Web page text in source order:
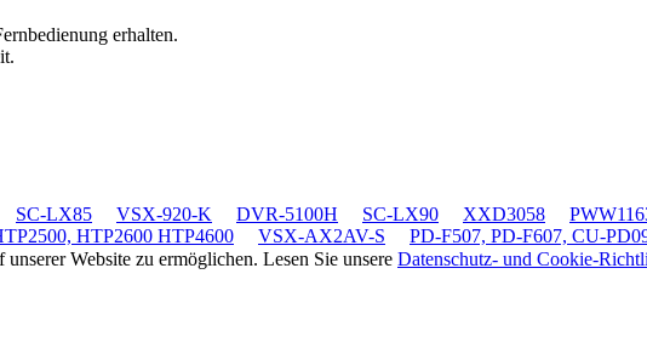
erhalten.
SC-LX85 VSX-920-K DVR-5100H SC-LX90 XXD3058
HTP2600 HTP4600 VSX-AX2AV-S
PD-F507, PD-F607, CU-
Website zu ermöglichen. Lesen Sie unsere Datenschutz- und Cookie-